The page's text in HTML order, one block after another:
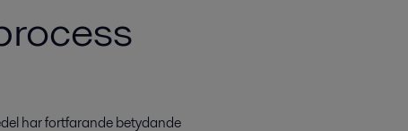
har fortfarandebetydande